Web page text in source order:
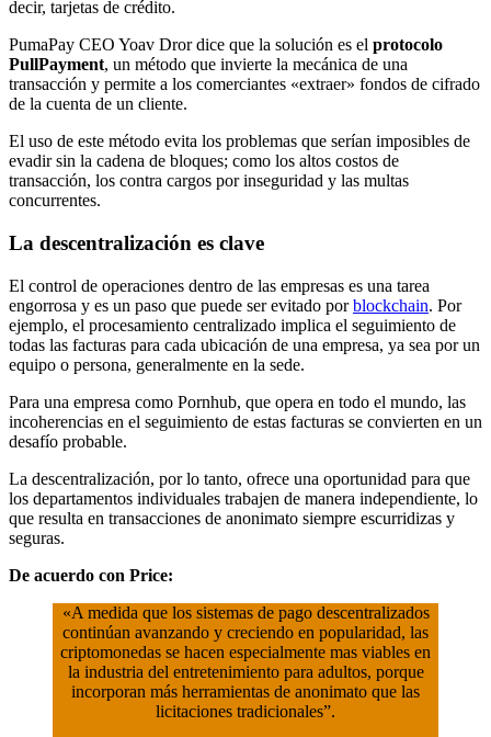
decir, tarjetas de crédito.
PumaPay CEO Yoav Dror dice que la solución es el protocolo
PullPayment, un método que invierte la mecánica de una
transacción y permite a los comerciantes «extraer» fondos de cifrado
de la cuenta de un cliente.
El uso de este método evita los problemas que serían imposibles de
evadir sin la cadena de bloques; como los altos costos de
transacción, los contra cargos por inseguridad y las multas
concurrentes.
La descentralización es clave
El control de operaciones dentro de las empresas es una tarea
engorrosa y es un paso que puede ser evitado porblockchain. Por
ejemplo, el procesamiento centralizado implica el seguimiento de
todas las facturas para cada ubicación de una empresa, ya sea por un
equipo o persona, generalmente en la sede.
Para una empresa como Pornhub, que opera en todo el mundo, las
incoherencias en el seguimiento de estas facturas se convierten en un
desafío probable.
La descentralización, por lo tanto, ofrece una oportunidad para que
los departamentos individuales trabajen de manera independiente, lo
que resulta en transacciones de anonimato siempre escurridizas y
seguras.
De acuerdo con Price:
«A medida que los sistemas de pago descentralizados
continúan avanzando y creciendo en popularidad, las
criptomonedas se hacen especialmente mas viables en
la industria del entretenimiento para adultos, porque
incorporan más herramientas de anonimato que las
licitaciones tradicionales”.